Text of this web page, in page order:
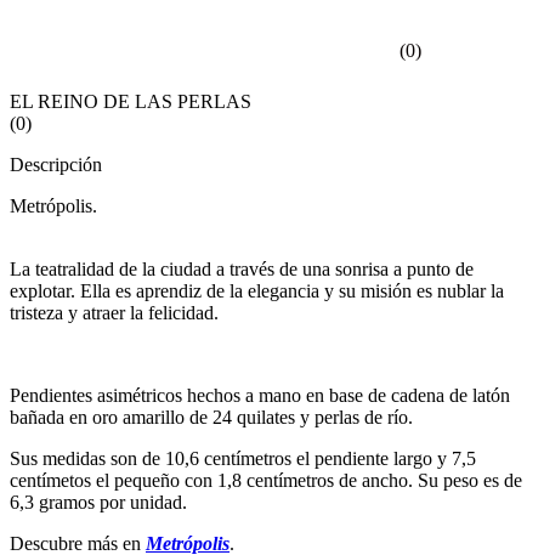
(0)
EL REINO DE LAS PERLAS
(0)
Descripción
Metrópolis.
La teatralidad de la ciudad a través de una sonrisa a punto de
explotar. Ella es aprendiz de la elegancia y su misión es nublar la
tristeza y atraer la felicidad.
Pendientes asimétricos hechos a mano en base de cadena de latón
bañada en oro amarillo de 24 quilates y perlas de río.
Sus medidas son de 10,6 centímetros el pendiente largo y 7,5
centímetos el pequeño con 1,8 centímetros de ancho. Su peso es de
6,3 gramos por unidad.
Descubre más en Metrópolis.